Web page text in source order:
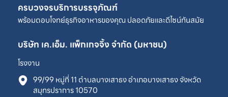
ครบวงจรบริการบรรจุภัณฑ์
พร้อมตอบโจทย์ธุรกิจอาหารของคุณ ปลอดภัยและดีไซน์ทันสมัย
บริษัท เค.เอ็ม. แพ็กเกจจิ้ง จำกัด (มหาชน)
โรงงาน
99/99 หมู่ที่ 11 ตำบลบางเสาธง อำเภอบางเสาธง จังหวัด
สมุทรปราการ 10570